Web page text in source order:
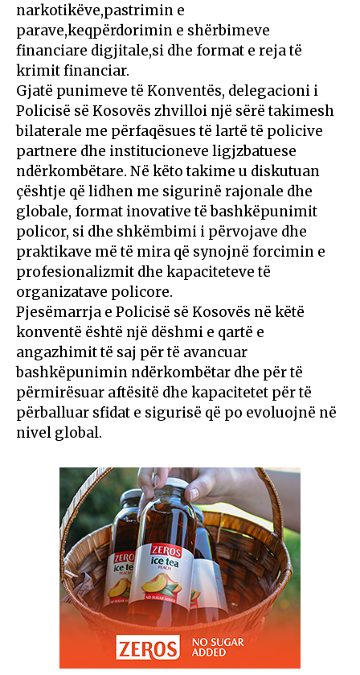
narkotikëve,pastrimin e
parave,keqpërdorimin e shërbimeve
financiare digjitale,si dhe format e reja të
krimit financiar.
Gjatë punimeve të Konventës, delegacioni i
Policisë së Kosovës zhvilloi një sërë takimesh
bilaterale me përfaqësues të lartë të policive
partnere dhe institucioneve ligjzbatuese
ndërkombëtare. Në këto takime u diskutuan
çështje që lidhen me sigurinë rajonale dhe
globale, format inovative të bashkëpunimit
policor, si dhe shkëmbimi i përvojave dhe
praktikave më të mira që synojnë forcimin e
profesionalizmit dhe kapaciteteve të
organizatave policore.
Pjesëmarrja e Policisë së Kosovës në këtë
konventë është një dëshmi e qartë e
angazhimit të saj për të avancuar
bashkëpunimin ndërkombëtar dhe për të
përmirësuar aftësitë dhe kapacitetet për të
përballuar sfidat e sigurisë që po evoluojnë në
nivel global.